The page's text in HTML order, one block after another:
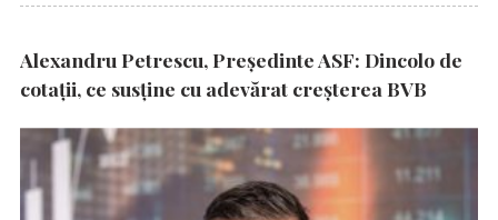
Alexandru Petrescu, Președinte ASF: Dincolo de
cotații, ce susține cu adevărat creșterea BVB